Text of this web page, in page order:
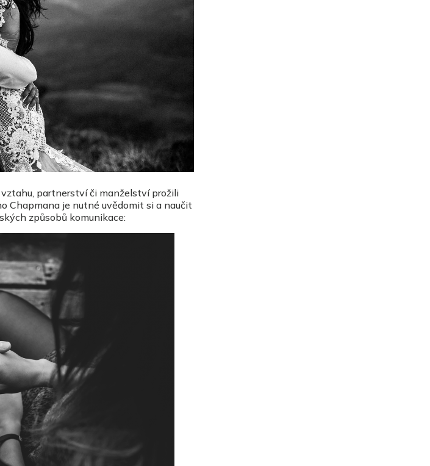
partnerství či manželství prožili
Chapmana je nutné uvědomit si a naučit
způsobů komunikace: